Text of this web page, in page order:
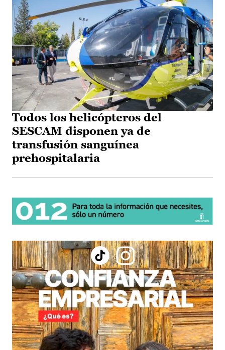
Todos los helicópteros del
SESCAM disponen ya de
transfusión sanguínea
prehospitalaria